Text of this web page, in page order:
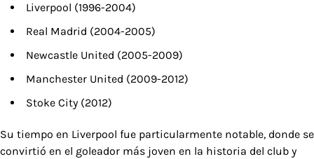
Liverpool (1996-2004)
Real Madrid (2004-2005)
Newcastle United (2005-2009)
Manchester United (2009-2012)
Stoke City (2012)
Su tiempo en Liverpool fue particularmente notable, donde se
convirtió en el goleador más joven en la historia del club y